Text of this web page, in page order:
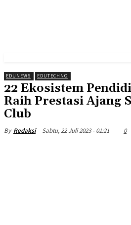
EDUNEWS EDUTECHNO
22 Ekosistem
Raih Prestasi Ajang
Club
By Redaksi Sabtu, 22 Juli 2023 - 01:21 0